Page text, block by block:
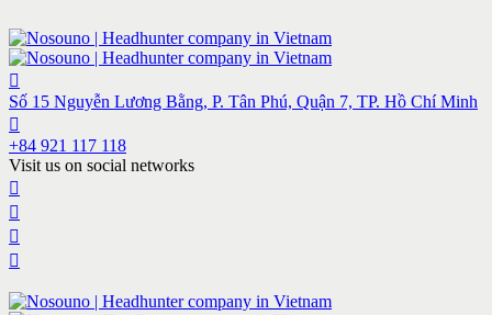
Số 15 Nguyễn Lương Bằng, P. Tân Phú, Quận 7, TP. Hồ Chí Minh
+84 921 117 118
Visit us on social networks